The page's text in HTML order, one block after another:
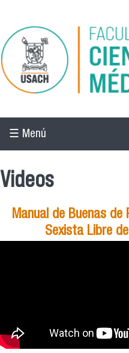
Pasar al contenido principal
☰ Menú
Videos
Manual de Buenas
Sexista Libre